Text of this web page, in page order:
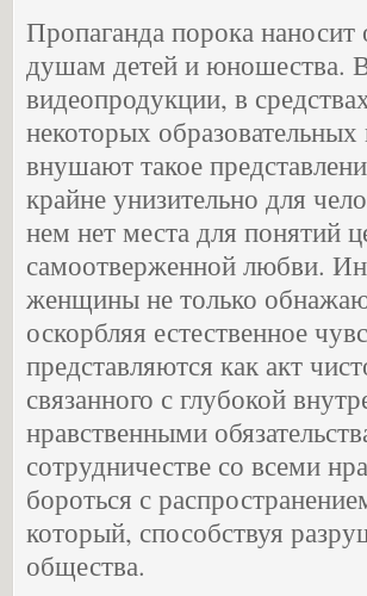
Пропаганда порока
душам детей и юношества.
видеопродукции, в
некоторых
внушают такое
крайне унизительно для
нем нет места для понятий
самоотверженной любви.
женщины не только
оскорбляя естественное
представляются как акт
связанного с глубокой
нравственными
сотрудничестве со всеми
бороться с
который, способствуя
общества.